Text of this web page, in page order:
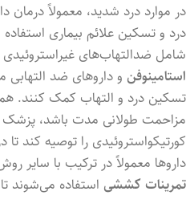
در موارد درد شدید، معمولاً درمان
درد و تسکین علائم بیماری
شامل ضدالتهاب‌های غیراستروئیدی
استامینوفن و داروهای ضد
تسکین درد و التهاب کمک کنند.
مزاحمت طولانی مدت باشد،
کورتیکواستروئیدی را توصیه کند
داروها معمولاً در ترکیب با سایر
تمرینات کششی استفاده می‌شوند